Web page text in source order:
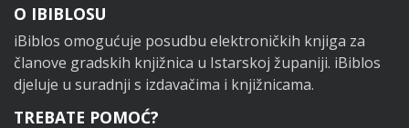
Footer
O IBIBLOSU
iBiblos omogućuje posudbu elektroničkih knjiga za
članove gradskih knjižnica u Istarskoj županiji. iBiblos
djeluje u suradnji s izdavačima i knjižnicama.
TREBATE POMOĆ?